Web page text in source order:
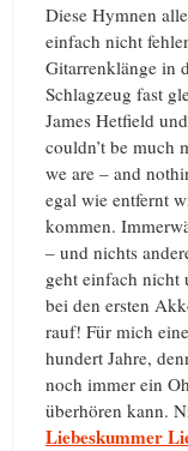
Diese Hymnen
einfach nicht
Gitarrenklänge in
Schlagzeug fast
James Hetfield
couldn’t be much
we are – and
egal wie entfernt
kommen.
– und nichts
geht einfach nicht
bei den ersten
rauf! Für mich
hundert Jahre,
noch immer ein
überhören kann.
Liebeskummer